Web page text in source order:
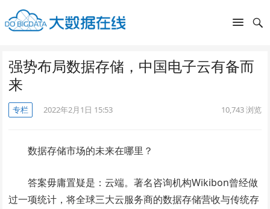
强势布局数据存储，中国电子云有备而
来
专栏 2022年2月1日 15:53 10,743浏览
数据存储市场的未来在哪里？
答案毋庸置疑是：云端。著名咨询机构Wikibon曾经做
过一项统计，将全球三大云服务商的数据存储营收与传统存